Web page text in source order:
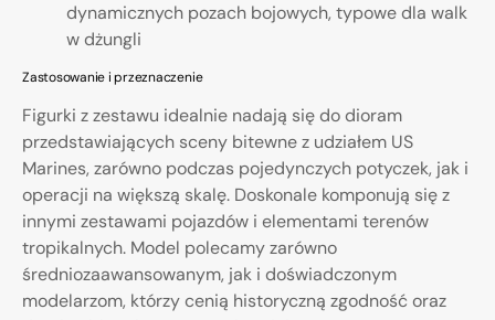
dynamicznych pozach bojowych, typowe dla walk
w dżungli
Zastosowanie i przeznaczenie
Figurki z zestawu idealnie nadają się do dioram
przedstawiających sceny bitewne z udziałem US
Marines, zarówno podczas pojedynczych potyczek, jak i
operacji na większą skalę. Doskonale komponują się z
innymi zestawami pojazdów i elementami terenów
tropikalnych. Model polecamy zarówno
średniozaawansowanym, jak i doświadczonym
modelarzom, którzy cenią historyczną zgodność oraz